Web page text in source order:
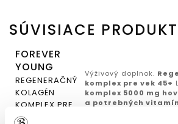
SÚVISIACE
FOREVER
YOUNG
REGENERAČNÝ
KOLAGÉN
KOMPLEX PRE
VEK 45+
Výživový doplnok.
komplex pre vek 45+
komplex 5000 mg
a potrebných